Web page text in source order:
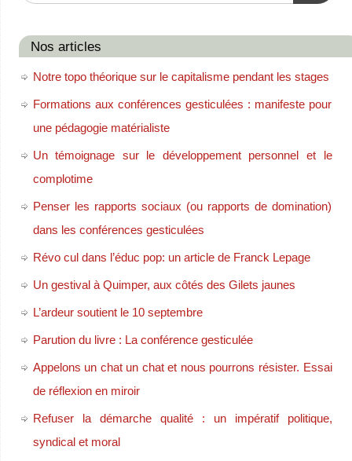
Nos articles
Notre topo théorique sur le capitalisme pendant les stages
Formations aux conférences gesticulées : manifeste pour
une pédagogie matérialiste
Un témoignage sur le développement personnel et le
complotime
Penser les rapports sociaux (ou rapports de domination)
dans les conférences gesticulées
Révo cul dans l’éduc pop: un article de Franck Lepage
Un gestival à Quimper, aux côtés des Gilets jaunes
L’ardeur soutient le 10 septembre
Parution du livre : La conférence gesticulée
Appelons un chat un chat et nous pourrons résister. Essai
de réflexion en miroir
Refuser la démarche qualité : un impératif politique,
syndical et moral